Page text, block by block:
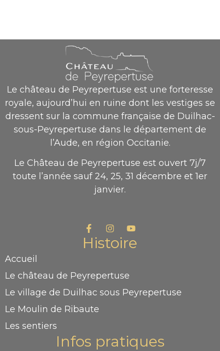
Le château de Peyrepertuse est une forteresse
royale, aujourd’hui en ruine dont les vestiges se
dressent sur la commune française de Duilhac-
sous-Peyrepertuse dans le département de
l’Aude, en région Occitanie.
Le Château de Peyrepertuse est ouvert 7j/7
toute l’année sauf 24, 25, 31 décembre et 1er
janvier.
Histoire
Accueil
Le château de Peyrepertuse
Le village de Duilhac sous Peyrepertuse
Le Moulin de Ribaute
Les sentiers
Infos pratiques